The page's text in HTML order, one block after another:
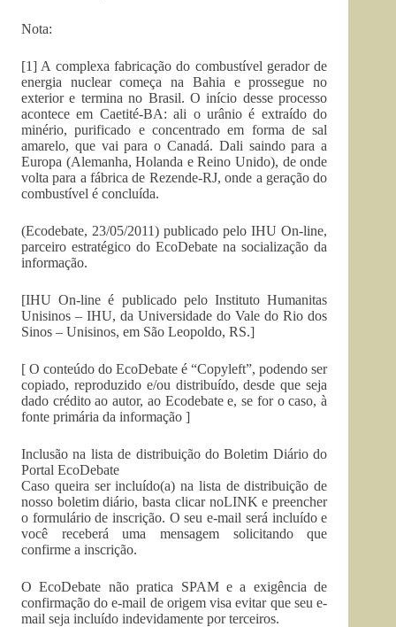
Nota:
[1] A complexa fabricação do combustível gerador de
energia nuclear começa na Bahia e prossegue no
exterior e termina no Brasil. O início desse processo
acontece em Caetité-BA: ali o urânio é extraído do
minério, purificado e concentrado em forma de sal
amarelo, que vai para o Canadá. Dali saindo para a
Europa (Alemanha, Holanda e Reino Unido), de onde
volta para a fábrica de Rezende-RJ, onde a geração do
combustível é concluída.
(Ecodebate, 23/05/2011) publicado pelo IHU On-line,
parceiro estratégico do EcoDebate na socialização da
informação.
[IHU On-line é publicado pelo Instituto Humanitas
Unisinos – IHU, da Universidade do Vale do Rio dos
Sinos – Unisinos, em São Leopoldo, RS.]
[ O conteúdo do EcoDebate é “Copyleft”, podendo ser
copiado, reproduzido e/ou distribuído, desde que seja
dado crédito ao autor, ao Ecodebate e, se for o caso, à
fonte primária da informação ]
Inclusão na lista de distribuição do Boletim Diário do
Portal EcoDebate
Caso queira ser incluído(a) na lista de distribuição de
nosso boletim diário, basta clicar noLINK e preencher
o formulário de inscrição. O seu e-mail será incluído e
você receberá uma mensagem solicitando que
confirme a inscrição.
O EcoDebate não pratica SPAM e a exigência de
confirmação do e-mail de origem visa evitar que seu e-
mail seja incluído indevidamente por terceiros.